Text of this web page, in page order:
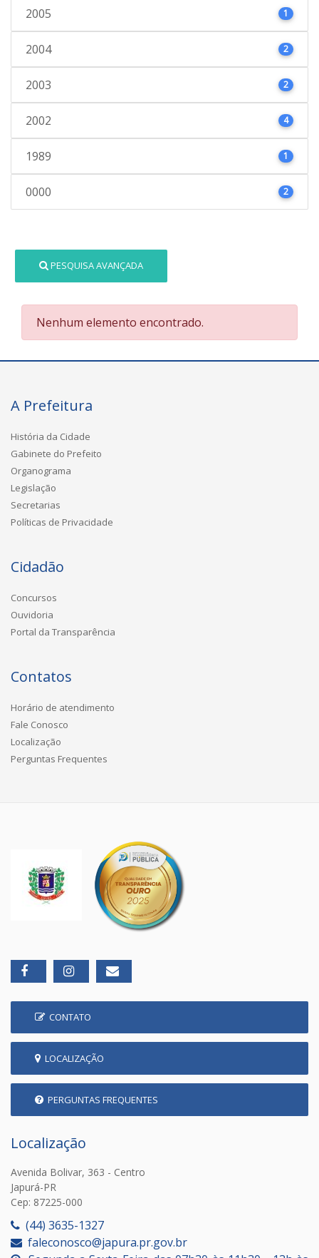
2005 1
2004 2
2003 2
2002 4
1989 1
0000 2
PESQUISA AVANÇADA
Nenhum elemento encontrado.
A Prefeitura
História da Cidade
Gabinete do Prefeito
Organograma
Legislação
Secretarias
Políticas de Privacidade
Cidadão
Concursos
Ouvidoria
Portal da Transparência
Contatos
Horário de atendimento
Fale Conosco
Localização
Perguntas Frequentes
CONTATO
LOCALIZAÇÃO
PERGUNTAS FREQUENTES
Localização
Avenida Bolivar, 363 - Centro
Japurá-PR
Cep: 87225-000
(44) 3635-1327
faleconosco@japura.pr.gov.br